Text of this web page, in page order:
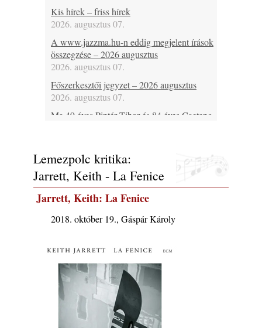
Kis hírek – friss hírek
2026. augusztus 07.
A www.jazzma.hu-n eddig megjelent írások
összegzése – 2026 augusztus
2026. augusztus 07.
Főszerkesztői jegyzet – 2026 augusztus
2026. augusztus 07.
Ma 49 éves Pintér Tibor és 84 éves Caetano
Ma lenne 85 éves Howard Johnson
2026. augusztus 07.
Ma 95 éve halt meg Bix Beiderbecke
2026. augusztus 07.
Jazz-rock albumok 1985-ből - Issei Noro
Ezen a napon – augusztus 7. (2026)
2026. augusztus 07.
Jazz-rock albumok 1984-ből - John Scofield
„Electric Outlet”
2026. augusztus 06.
Lemezpolc kritika:
Jarrett, Keith - La Fenice
Jarrett, Keith: La Fenice
2018. október 19., Gáspár Károly